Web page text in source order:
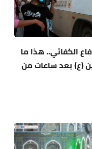
الكفائي.. هذا ما
(ع) بعد ساعات من